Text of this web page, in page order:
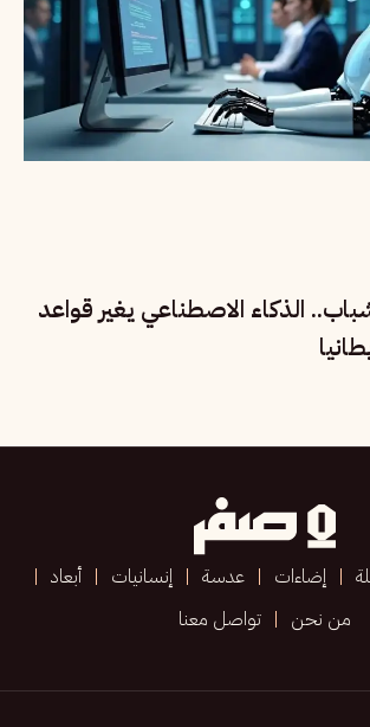
الذكاء الاصطناعي يغير قواعد
إضاءات عدسة إنسانيات
أبعاد
من نحن
تواصل معنا